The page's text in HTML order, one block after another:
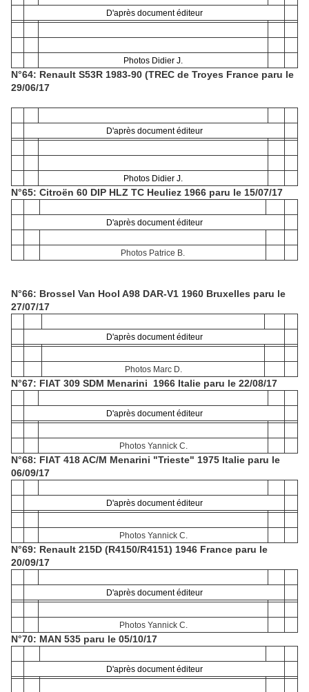
D'après document éditeur
Photos Didier J.
N°64: Renault S53R 1983-90 (TREC de Troyes France paru le
29/06/17
D'après document éditeur
Photos Didier J.
N°65: Citroën 60 DIP HLZ TC Heuliez 1966 paru le 15/07/17
D'après document éditeur
Photos Patrice B.
N°66: Brossel Van Hool A98 DAR-V1 1960 Bruxelles paru le
27/07/17
D'après document éditeur
Photos Marc D.
N°67: FIAT 309 SDM Menarini 1966 Italie paru le 22/08/17
D'après document éditeur
Photos Yannick C.
N°68: FIAT 418 AC/M Menarini "Trieste" 1975 Italie paru le
06/09/17
D'après document éditeur
Photos Yannick C.
N°69: Renault 215D (R4150/R4151) 1946 France paru le
20/09/17
D'après document éditeur
Photos Yannick C.
N°70: MAN 535 paru le 05/10/17
D'après document éditeur